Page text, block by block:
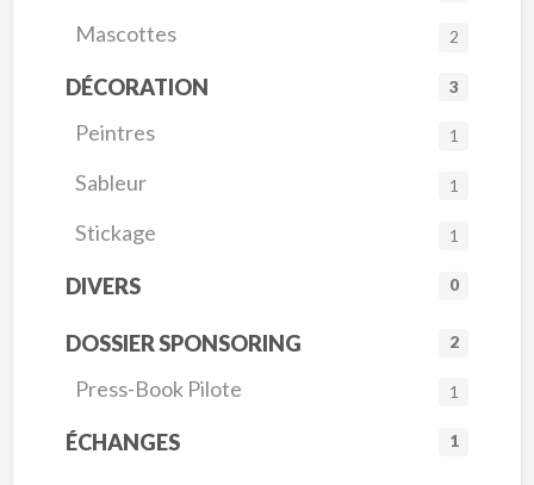
Mascottes 2
DÉCORATION 3
Peintres 1
Sableur 1
Stickage 1
DIVERS 0
DOSSIER SPONSORING 2
Press-Book Pilote 1
ÉCHANGES 1